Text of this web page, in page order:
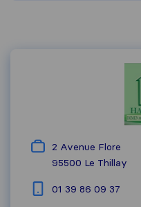
2 Avenue Flore
95500 Le Thillay
01 39 86 09 37